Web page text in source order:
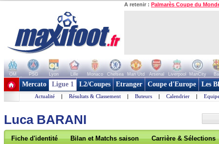
A retenir : Palmarès Coupe du
OM PSG Lyon Lille Monaco Chelsea Man Utd Arsenal Liverpool ManCity
+ de clubs
Mercato Ligue 1 L2/Coupes Etranger Coupe d'Europe Les
Actualité | Résultats & Classement | Buteurs | Calendrier |
Luca BARANI
Fiche d'identité Bilan et Matchs saison Carrière & Sélections